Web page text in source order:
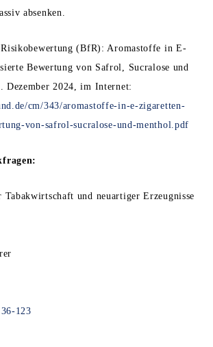
absenken.
(BfR): Aromastoffe in E-
Bewertung von Safrol, Sucralose und
Dezember 2024, im Internet:
cm/343/aromastoffe-in-e-zigaretten-
von-safrol-sucralose-und-menthol.pdf
Tabakwirtschaft und neuartiger Erzeugnisse
123